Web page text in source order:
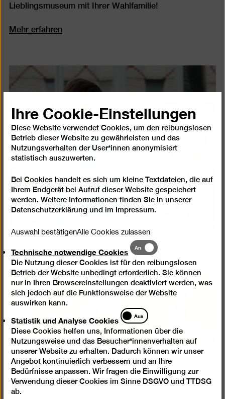
Lieblingsmuseum mit Ihrer Wahlfamilie!
Mehr erfahren
Familienmitgliedschaft
Familienmitglieder erhalten viele Vorteile und ein
exklusives Family-Programm.
Mehr erfahren
Jung und Artig
Ihre Cookie-Einstellungen
Diese Website verwendet Cookies, um den reibungslosen
Betrieb dieser Website zu gewährleisten und das
Nutzungsverhalten der User*innen anonymisiert
statistisch auszuwerten.
Bei Cookies handelt es sich um kleine Textdateien, die auf
Ihrem Endgerät bei Aufruf dieser Website gespeichert
werden. Weitere Informationen finden Sie in unserer
Datenschutzerklärung und im Impressum.
Auswahl bestätigenAlle Cookies zulassen
Technische notwendige Cookies
Technische
notwendige
Cookies
An
Die Nutzung dieser Cookies ist für den reibungslosen
Betrieb der Website unbedingt erforderlich. Sie können
nur in Ihren Browsereinstellungen deaktiviert werden, was
sich jedoch auf die Funktionsweise der Website
auswirken kann.
Statistik und Analyse Cookies
Statistik
und
Analyse
Cookies
Aus
Diese Cookies helfen uns, Informationen über die
Nutzungsweise und das Besucher*innenverhalten auf
unserer Website zu erhalten. Dadurch können wir unser
Angebot kontinuierlich verbessern und an Ihre
Bedürfnisse anpassen. Wir fragen die Einwilligung zur
Verwendung dieser Cookies im Sinne DSGVO und TTDSG
ab.